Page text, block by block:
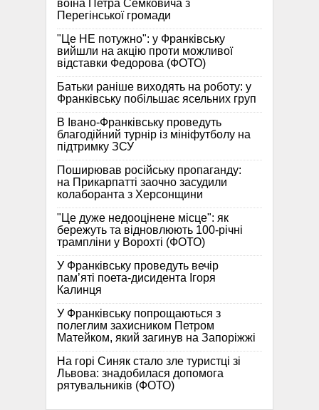
воїна Петра Семковича з
Перегінської громади
"Це НЕ потужно": у Франківську
вийшли на акцію проти можливої
відставки Федорова (ФОТО)
Батьки раніше виходять на роботу: у
Франківську побільшає ясельних груп
В Івано-Франківську проведуть
благодійний турнір із мініфутболу на
підтримку ЗСУ
Поширював російську пропаганду:
на Прикарпатті заочно засудили
колаборанта з Херсонщини
"Це дуже недооцінене місце": як
бережуть та відновлюють 100-річні
трампліни у Ворохті (ФОТО)
У Франківську проведуть вечір
пам’яті поета-дисидента Ігоря
Калинця
У Франківську попрощаються з
полеглим захисником Петром
Матейком, який загинув на Запоріжжі
На горі Синяк стало зле туристці зі
Львова: знадобилася допомога
рятувальників (ФОТО)